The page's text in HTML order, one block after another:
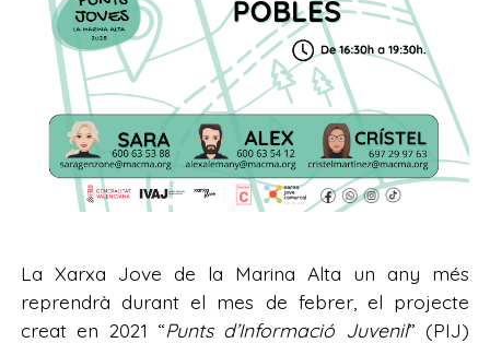
La Xarxa Jove de la Marina Alta un any més
reprendrà durant el mes de febrer, el projecte
creat en 2021 “Punts d’Informació Juvenil” (PIJ)